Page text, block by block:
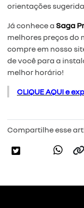
orientações
Já conhece a Saga
melhores preços do
compre em nosso
de você para a
melhor horário!
CLIQUE AQUI e
Compartilhe esse